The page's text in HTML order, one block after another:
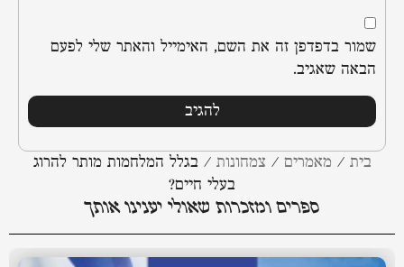
שמור בדפדפן זה את השם, האימייל והאתר שלי לפעם
הבאה שאגיב.
בית / מאמרים / צמחונות / בגלל המלחמות מותר להרוג
בעלי חיים?
ספרים ומזכרות שאולי יענינו אותך